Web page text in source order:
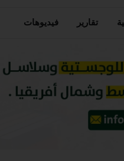
تقارير فيديوهات